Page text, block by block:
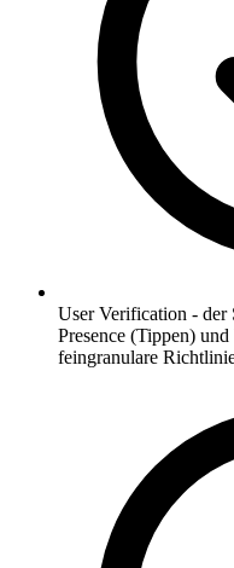
User Verification - der
Presence (Tippen)
feingranulare